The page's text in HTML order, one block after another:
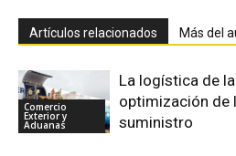
Artículos relacionados Más del
Comercio
Exterior y
Aduanas
La logística de
optimización de
suministro